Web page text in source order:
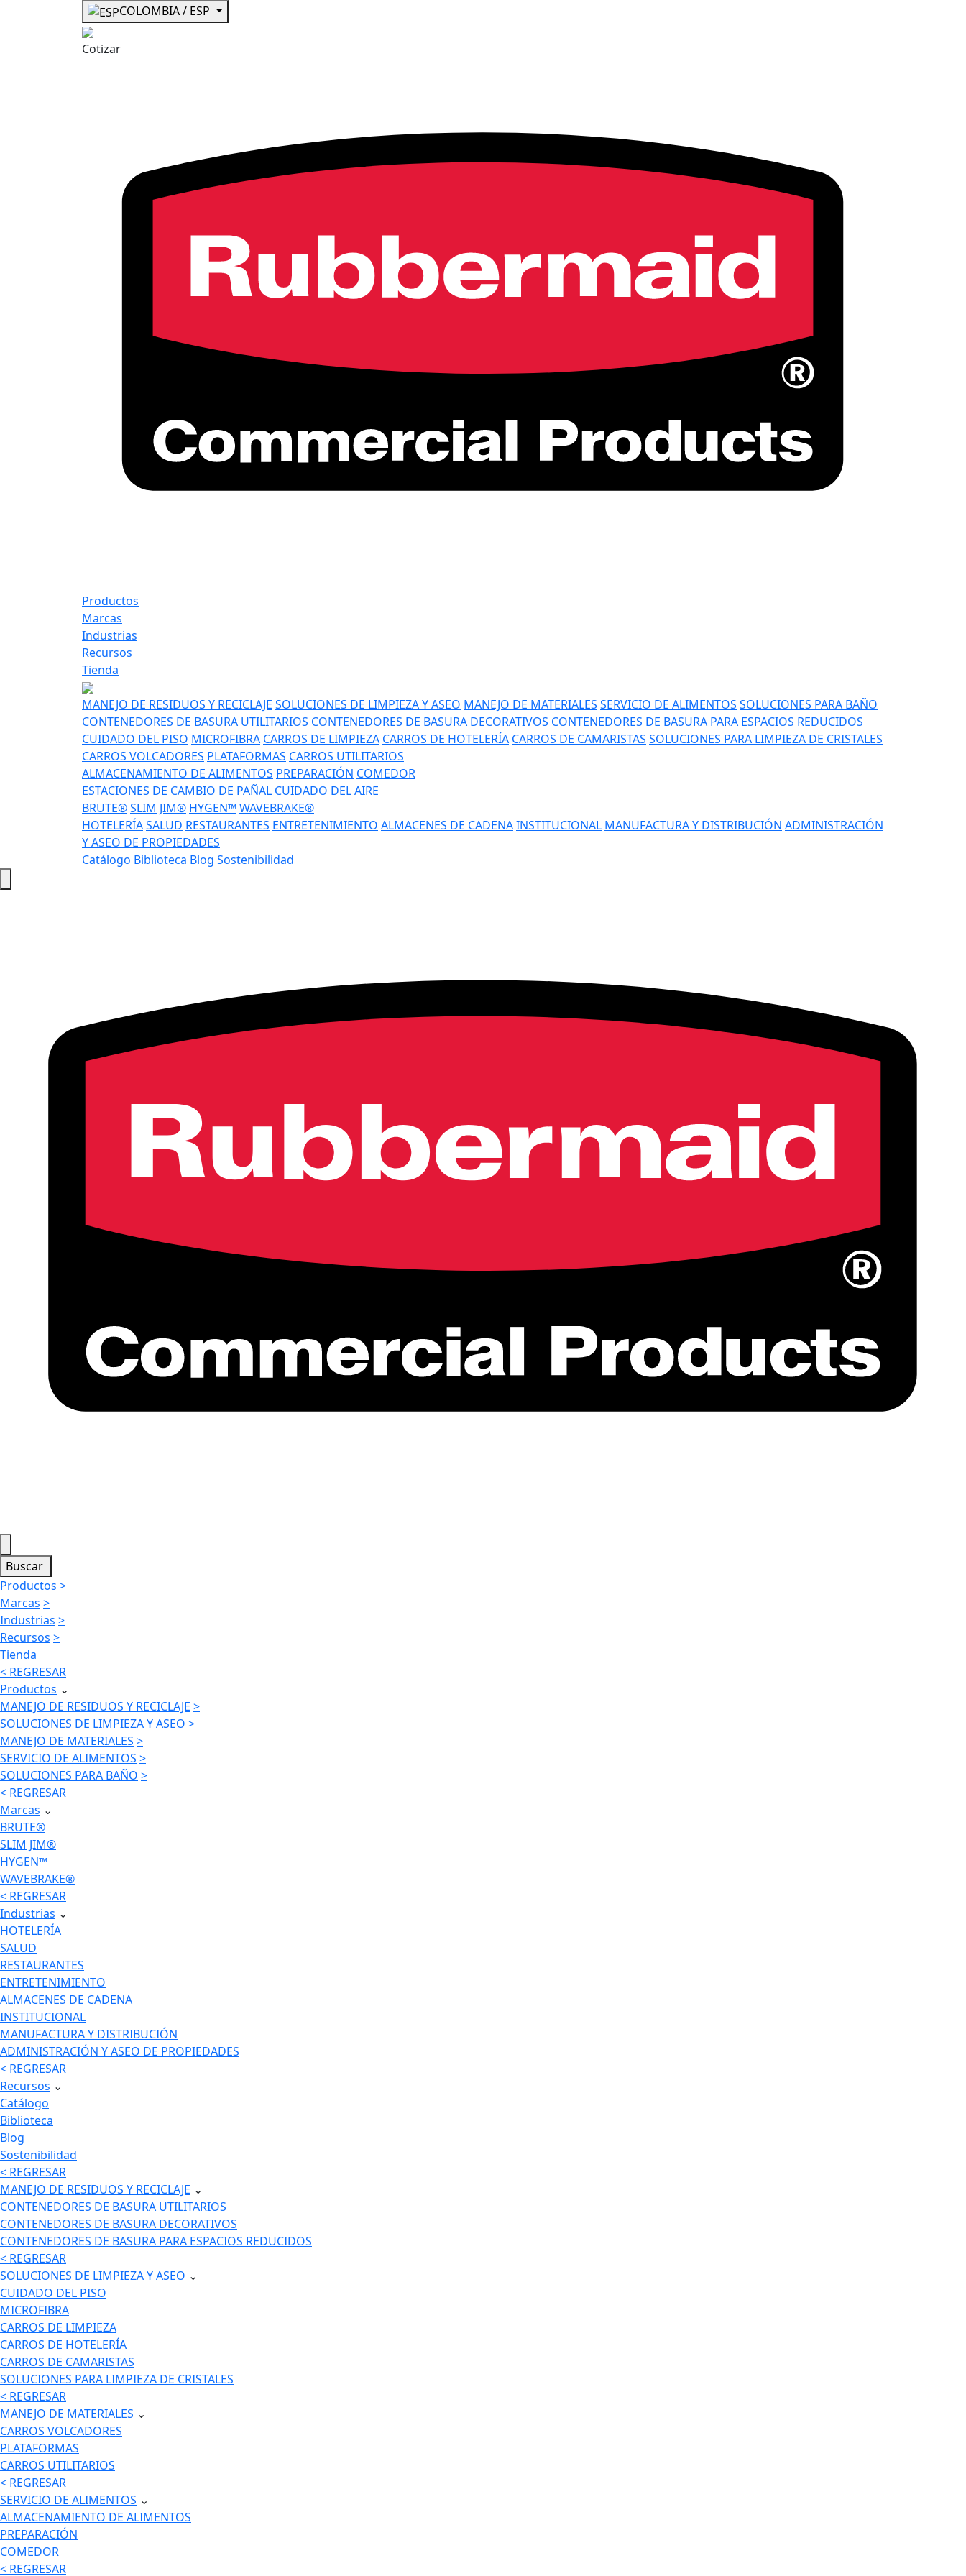
COLOMBIA / ESP
Cotizar
Productos
Marcas
Industrias
Recursos
Tienda
MANEJO DE RESIDUOS Y RECICLAJE SOLUCIONES DE LIMPIEZA Y ASEO MANEJO DE MATERIALES SERVICIO DE ALIMENTOS SOLUCIONES PARA BAÑO
CONTENEDORES DE BASURA UTILITARIOS CONTENEDORES DE BASURA DECORATIVOS CONTENEDORES DE BASURA PARA ESPACIOS REDUCIDOS
CUIDADO DEL PISO MICROFIBRA CARROS DE LIMPIEZA CARROS DE HOTELERÍA CARROS DE CAMARISTAS SOLUCIONES PARA LIMPIEZA DE CRISTALES
CARROS VOLCADORES PLATAFORMAS CARROS UTILITARIOS
ALMACENAMIENTO DE ALIMENTOS PREPARACIÓN COMEDOR
ESTACIONES DE CAMBIO DE PAÑAL CUIDADO DEL AIRE
BRUTE®SLIM JIM® HYGEN™WAVEBRAKE®
HOTELERÍASALUD RESTAURANTES ENTRETENIMIENTO ALMACENES DE CADENAINSTITUCIONAL MANUFACTURA Y DISTRIBUCIÓN ADMINISTRACIÓN
Y ASEO DE PROPIEDADES
Catálogo Biblioteca Blog Sostenibilidad
Buscar
Productos >
Marcas >
Industrias >
Recursos >
Tienda
< REGRESAR
Productos ⌄
MANEJO DE RESIDUOS Y RECICLAJE >
SOLUCIONES DE LIMPIEZA Y ASEO >
MANEJO DE MATERIALES >
SERVICIO DE ALIMENTOS >
SOLUCIONES PARA BAÑO >
< REGRESAR
Marcas ⌄
BRUTE®
SLIM JIM®
HYGEN™
WAVEBRAKE®
< REGRESAR
Industrias ⌄
HOTELERÍA
SALUD
RESTAURANTES
ENTRETENIMIENTO
ALMACENES DE CADENA
INSTITUCIONAL
MANUFACTURA Y DISTRIBUCIÓN
ADMINISTRACIÓN Y ASEO DE PROPIEDADES
< REGRESAR
Recursos ⌄
Catálogo
Biblioteca
Blog
Sostenibilidad
< REGRESAR
MANEJO DE RESIDUOS Y RECICLAJE ⌄
CONTENEDORES DE BASURA UTILITARIOS
CONTENEDORES DE BASURA DECORATIVOS
CONTENEDORES DE BASURA PARA ESPACIOS REDUCIDOS
< REGRESAR
SOLUCIONES DE LIMPIEZA Y ASEO ⌄
CUIDADO DEL PISO
MICROFIBRA
CARROS DE LIMPIEZA
CARROS DE HOTELERÍA
CARROS DE CAMARISTAS
SOLUCIONES PARA LIMPIEZA DE CRISTALES
< REGRESAR
MANEJO DE MATERIALES ⌄
CARROS VOLCADORES
PLATAFORMAS
CARROS UTILITARIOS
< REGRESAR
SERVICIO DE ALIMENTOS ⌄
ALMACENAMIENTO DE ALIMENTOS
PREPARACIÓN
COMEDOR
< REGRESAR